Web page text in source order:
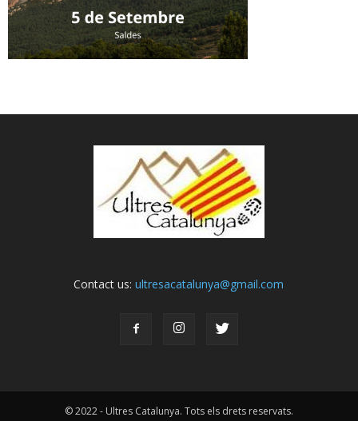
Contact us:ultresacatalunya@gmail.com
© 2022 - Ultres Catalunya. Tots els drets reservats.